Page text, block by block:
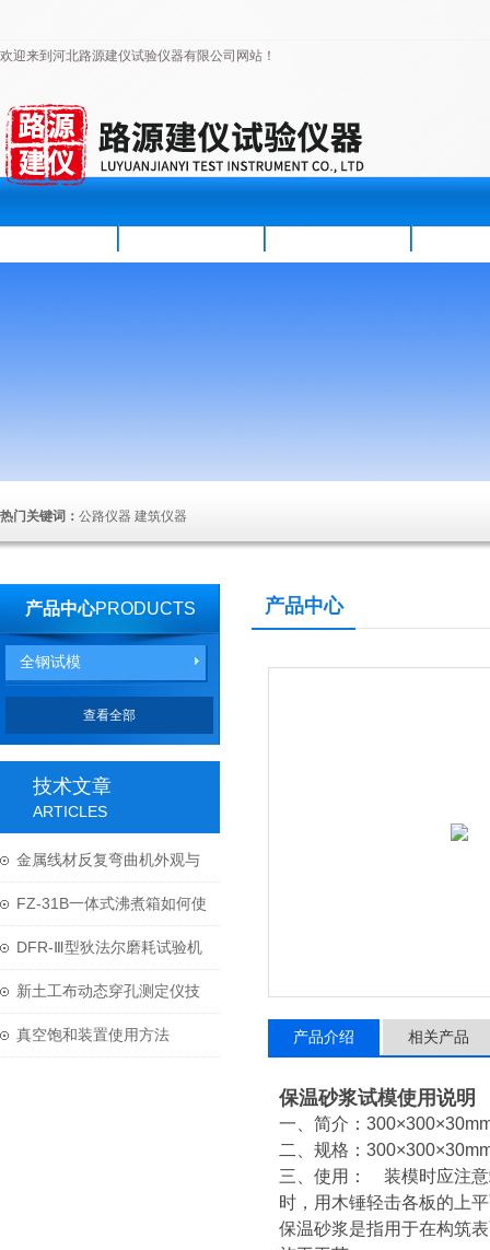
欢迎来到河北路源建仪试验仪器有限公司网站！
热门关键词： 公路仪器 建筑仪器
产品中心PRODUCTS
全钢试模
查看全部
技术文章
ARTICLES
金属线材反复弯曲机外观与
结构
FZ-31B一体式沸煮箱如何使
用与维护？
DFR-Ⅲ型狄法尔磨耗试验机
技术参数
新土工布动态穿孔测定仪技
术参数
真空饱和装置使用方法
产品中心
产品介绍 相关产品
保温砂浆试模使用说明
一、简介：
二、规格：
三、使用： 装模时应注意
时，用木锤轻击各板的上
保温砂浆是指用于在构筑